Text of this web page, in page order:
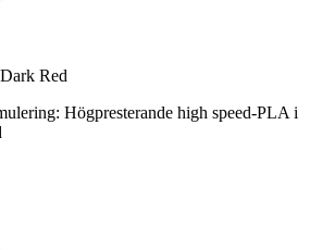
Red
Högpresterande high speed-PLA i